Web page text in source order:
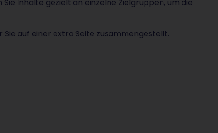
Inhalte gezielt an einzelne Zielgruppen, um die
Sie auf einer extra Seite zusammengestellt.